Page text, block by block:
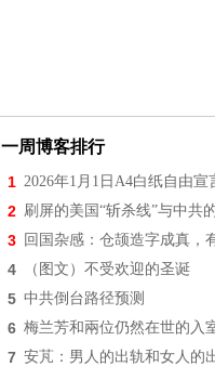
一周博客排行
1 2026年1月1日A4白纸自由宣
2 刷屏的美国“斩杀线”与中共
3 回国杂感：仓颉造字成真，
4 （图文）不受欢迎的圣诞
5 中共倒台路径预测
6 梅兰芳和兩位仍然在世的入
7 安芃：男人的出轨和女人的